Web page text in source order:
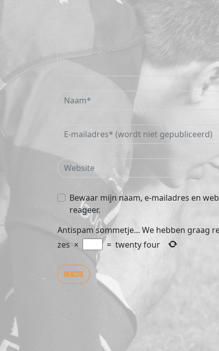
Bewaar mijn naam, e-mailadres en
reageer.
Antispam sommetje... We hebben graag
zes × = twenty four